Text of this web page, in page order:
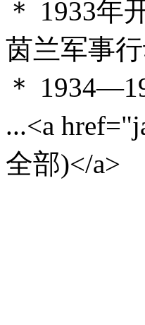
＊ 1933年
茵兰军事行
＊
...<a
全部)</a>